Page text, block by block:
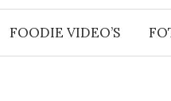
FOODIE VIDEO’S